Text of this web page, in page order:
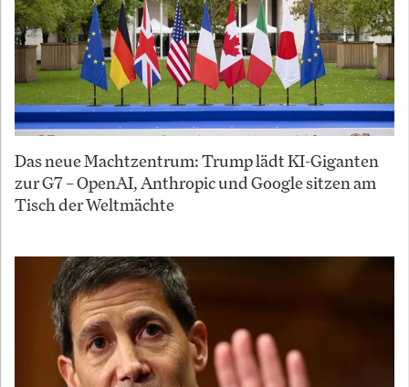
Das neue Machtzentrum: Trump lädt KI-Giganten
zur G7 – OpenAI, Anthropic und Google sitzen am
Tisch der Weltmächte